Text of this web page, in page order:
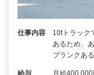
仕事内容
10tトラック
あるため、
ブランクあ